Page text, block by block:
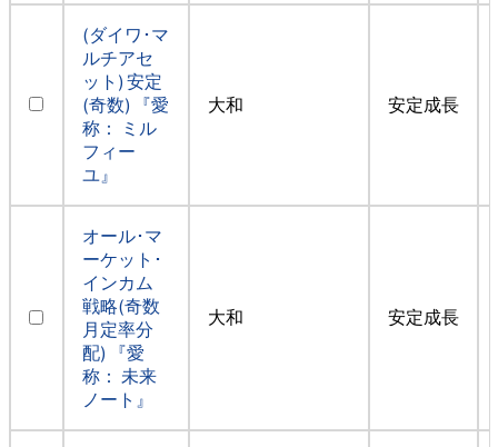
(ダイワ･マ
ルチアセ
ット) 安定
(奇数) 『愛
称： ミル
フィー
ユ』
大和 安定成長
オール･マ
ーケット･
インカム
戦略(奇数
月定率分
配) 『愛
称： 未来
ノート』
大和 安定成長